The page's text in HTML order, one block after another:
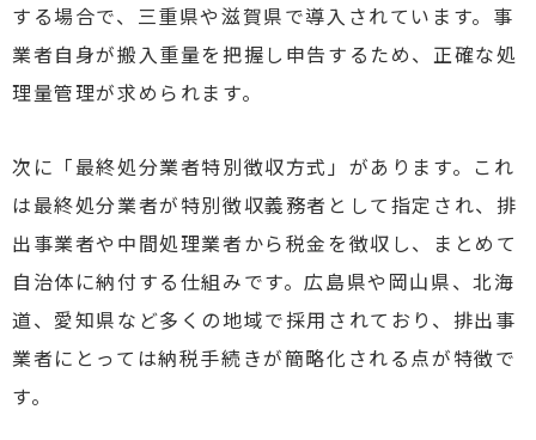
する場合で、三重県や滋賀県で導入されています。事
業者自身が搬入重量を把握し申告するため、正確な処
理量管理が求められます。
次に「最終処分業者特別徴収方式」があります。これ
は最終処分業者が特別徴収義務者として指定され、排
出事業者や中間処理業者から税金を徴収し、まとめて
自治体に納付する仕組みです。広島県や岡山県、北海
道、愛知県など多くの地域で採用されており、排出事
業者にとっては納税手続きが簡略化される点が特徴で
す。